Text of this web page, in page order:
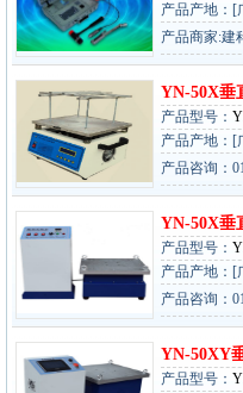
产品产地：[
产品商家:建
YN-50X垂
产品型号：
产品产地：[
产品咨询：
YN-50X垂
产品型号：
产品产地：[
产品咨询：
YN-50XY
产品型号：